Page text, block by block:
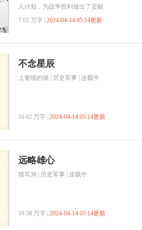
人计划，为战争胜利做出了贡献
7.03 万字 |
2024-04-14 05:14更新
不念星辰
上签喵的喵 历史军事 | 连载中
16.62 万字 | 2024-04-14 05:14更新
远略雄心
猫耳洞 历史军事 | 连载中
19.58 万字 | 2024-04-14 05:14更新